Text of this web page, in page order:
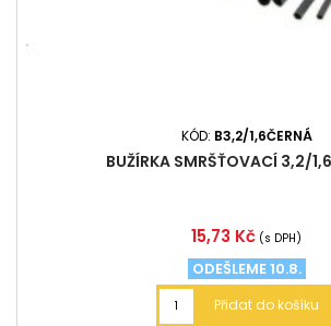
KÓD: B3,2/1,6ČERNÁ
BUŽÍRKA SMRŠŤOVACÍ 3,2/
Cena
15,73 Kč (s DPH)
ODEŠLEME 10.8.
Přidat do košíku